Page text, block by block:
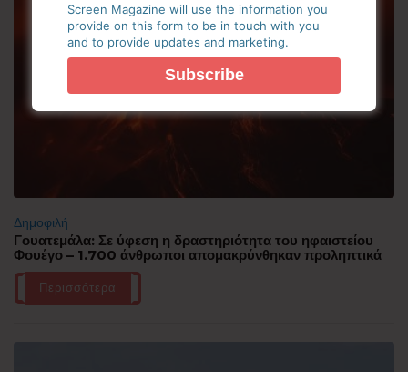
Δημοφιλή
Γουατεμάλα: Σε ύφεση η δραστηριότητα του ηφαιστείου
Φουέγο – 1.700 άνθρωποι απομακρύνθηκαν προληπτικά
Περισσότερα
Screen Magazine will use the information you
provide on this form to be in touch with you
and to provide updates and marketing.